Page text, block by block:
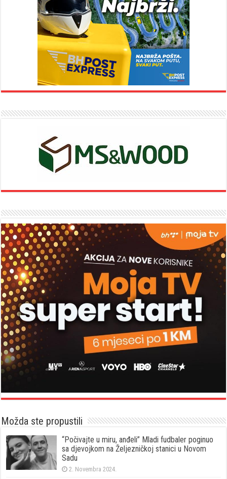
Možda ste propustili
“Počivajte u miru, anđeli” Mladi fudbaler poginuo
sa djevojkom na Željezničkoj stanici u Novom
Sadu
2. Novembra 2024.